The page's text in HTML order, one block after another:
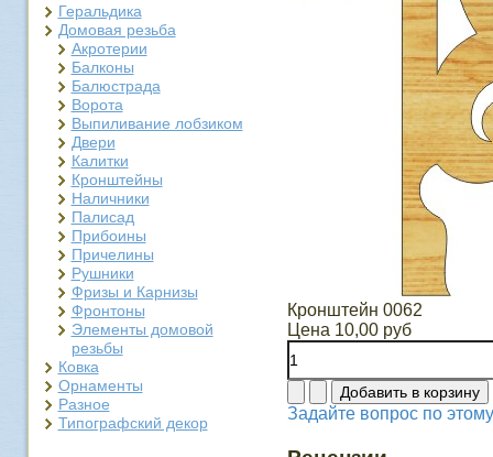
Геральдика
Домовая резьба
Акротерии
Балконы
Балюстрада
Ворота
Выпиливание лобзиком
Двери
Калитки
Кронштейны
Наличники
Палисад
Прибоины
Причелины
Рушники
Фризы и Карнизы
Фронтоны
Элементы домовой
резьбы
Ковка
Орнаменты
Разное
Типографский декор
Кронштейн 0062
Цена 10,00 руб
Задайте вопрос по